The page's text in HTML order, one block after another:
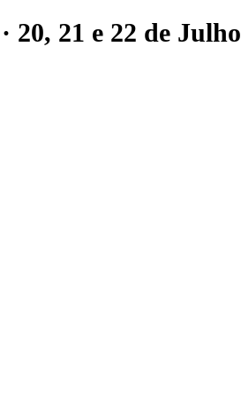
20, 21 e 22 de Julho